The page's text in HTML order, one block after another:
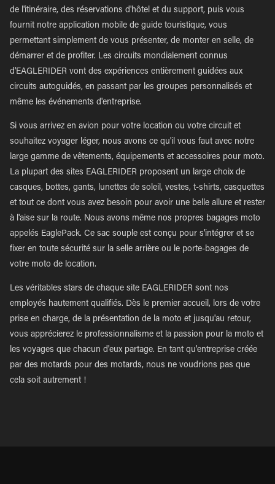
de l'itinéraire, des réservations d'hôtel et du support, puis vous
fournit notre application mobile de guide touristique, vous
permettant simplement de vous présenter, de monter en selle, de
démarrer et de profiter. Les circuits mondialement connus
d'EAGLERIDER vont des expériences entièrement guidées aux
circuits autoguidés, en passant par les groupes personnalisés et
même les événements d'entreprise.
Si vous arrivez en avion pour votre location ou votre circuit et
souhaitez voyager léger, nous avons ce qu'il vous faut avec notre
large gamme de vêtements, équipements et accessoires pour moto.
La plupart des sites EAGLERIDER proposent un large choix de
casques, bottes, gants, lunettes de soleil, vestes, t-shirts, casquettes
et tout ce dont vous avez besoin pour avoir une belle allure et rester
à l'aise sur la route. Nous avons même nos propres bagages moto
appelés EaglePack. Ce sac souple est conçu pour s'intégrer et se
fixer en toute sécurité sur la selle arrière ou le porte-bagages de
votre moto de location.
Les véritables stars de chaque site EAGLERIDER sont nos
employés hautement qualifiés. Dès le premier accueil, lors de votre
prise en charge, de la présentation de la moto et jusqu'au retour,
vous apprécierez le professionnalisme et la passion pour la moto et
les voyages que chacun d'eux partage. En tant qu'entreprise créée
par des motards pour des motards, nous ne voudrions pas que
cela soit autrement !